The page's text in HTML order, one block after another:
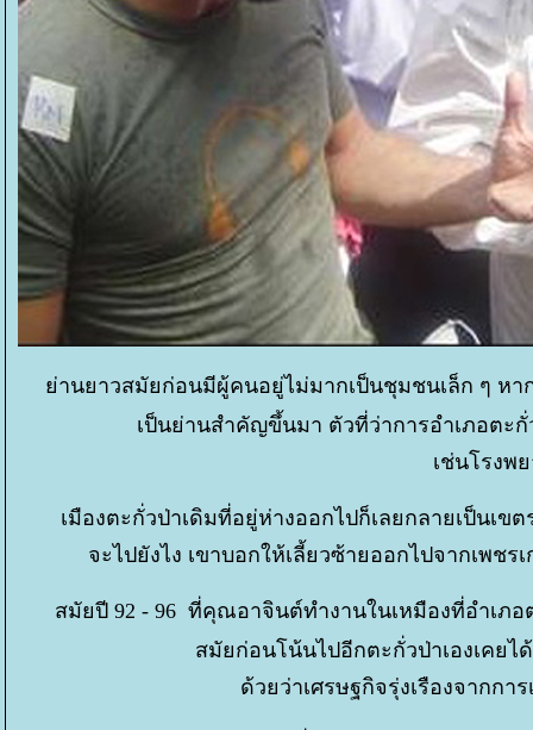
านยาวสมัยก่อนมีผู้คนอยู่ไม่มากเป็นชุมชนเล็ก ๆ ห
เป็นย่านสำคัญขึ้นมา ตัวที่ว่าการอำเภอตะ
เช่นโรงพ
เมืองตะกั่วป่าเดิมที่อยู่ห่างออกไปก็เลยกลายเป็นเ
จะไปยังไง เขาบอกให้เลี้ยวซ้ายออกไปจากเพช
สมัยปี 92 - 96 ที่คุณอาจินต์ทำงานในเหมืองที่อำเภ
สมัยก่อนโน้นไปอีกตะกั่วป่าเองเคย
ด้วยว่าเศรษฐกิจรุ่งเรืองจากก